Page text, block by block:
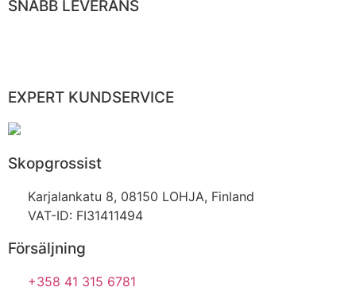
SNABB LEVERANS
EXPERT KUNDSERVICE
Skopgrossist
Karjalankatu 8, 08150 LOHJA, Finland
VAT-ID: FI31411494
Försäljning
+358 41 315 6781